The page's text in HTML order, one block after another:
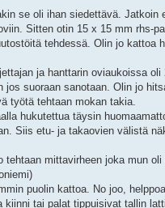
se oli ihan siedettävä. Jatkoin
Sitten otin 15 x 15 mm rhs-
tehdessä. Olin jo kattoa
ja hanttarin oviaukoissa
suoraan sanotaan. Olin jo
työtä tehtaan mokan takia.
hukutettua täysin
Siis etu- ja takaovien välistä
mittavirheen joka mun oli
puolin kattoa. No joo,
tai palat tippuisivat tallin